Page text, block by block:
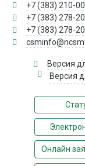
+7 (383) 210-
+7 (383) 278-
+7 (383) 278-
Версия
Версия
Онлайн